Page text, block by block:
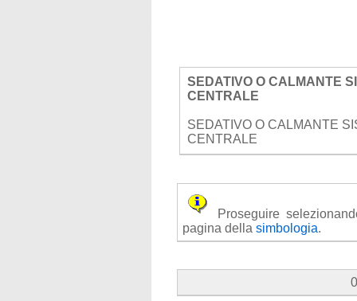
SEDATIVO O CALMANTE
CENTRALE
SEDATIVO O CALMANTE
CENTRALE
Proseguire
pagina dellasimbologia.